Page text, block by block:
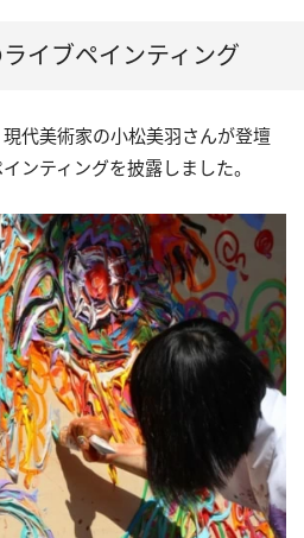
イブペインティング
代美術家の小松美羽さんが登壇
ンティングを披露しました。